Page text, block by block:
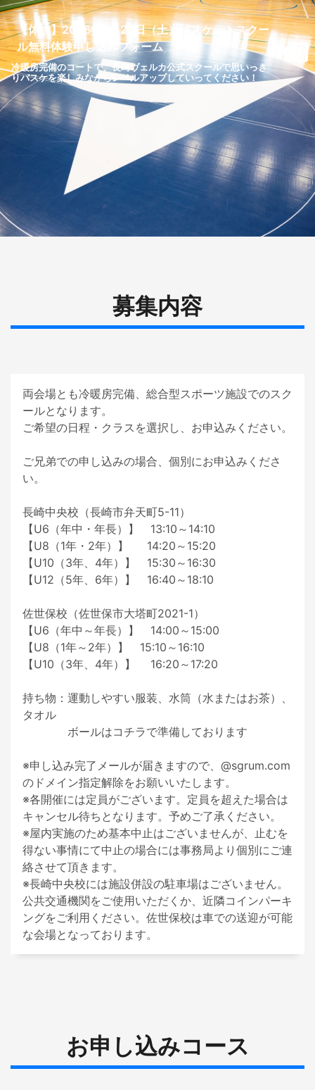
【体験】2026年8月29日（土）バスケットスクー
ル無料体験申し込みフォーム
冷暖房完備のコートで、長崎ヴェルカ公式スクールで思いっき
りバスケを楽しみながらレベルアップしていってください！
募集内容
両会場とも冷暖房完備、総合型スポーツ施設でのスク
ールとなります。
ご希望の日程・クラスを選択し、お申込みください。
ご兄弟での申し込みの場合、個別にお申込みくださ
い。
長崎中央校（長崎市弁天町5-11）
【U6（年中・年長）】　13:10～14:10
【U8（1年・2年）】　  14:20～15:20
【U10（3年、4年）】　15:30～16:30
【U12（5年、6年）】　16:40～18:10
佐世保校（佐世保市大塔町2021-1）
【U6（年中～年長）】　14:00～15:00
【U8（1年～2年）】　15:10～16:10
【U10（3年、4年）】　 16:20～17:20
持ち物：運動しやすい服装、水筒（水またはお茶）、
タオル
ボールはコチラで準備しております
※申し込み完了メールが届きますので、@sgrum.com
のドメイン指定解除をお願いいたします。
※各開催には定員がございます。定員を超えた場合は
キャンセル待ちとなります。予めご了承ください。
※屋内実施のため基本中止はございませんが、止むを
得ない事情にて中止の場合には事務局より個別にご連
絡させて頂きます。
※長崎中央校には施設併設の駐車場はございません。
公共交通機関をご使用いただくか、近隣コインパーキ
ングをご利用ください。佐世保校は車での送迎が可能
な会場となっております。
お申し込みコース